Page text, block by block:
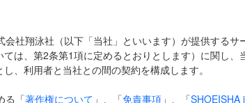
会社翔泳社（以下「当社」といいます）が提供する
ては、第2条第1項に定めるとおりとします）に関し
、利用者と当社との間の契約を構成します。
る「著作権について 」、「免責事項 」、「SHOEISHA